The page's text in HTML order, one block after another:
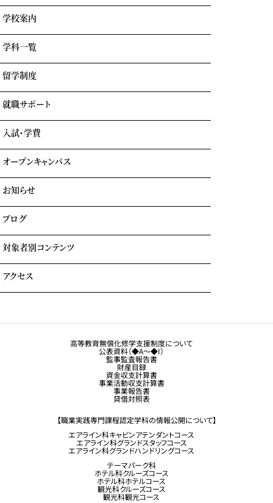
学校案内
学園情報・教育理念
リアルな実習室
業界出身の自慢の講師陣
学科一覧
エアライン科
ホテル科
テーマパーク科
留学制度
GOTEMBA ENGLISH CAMP
就職サポート
就職内定実績一覧
入試・学費
学費について
自立進学サポート
各種奨学金・教育ローン・給付金
よくある質問
オープンキャンパス
イベント参加時のサポート
お知らせ
ブログ
対象者別コンテンツ
大学生・社会人の方へ
観光業界 進学ガイドブック
アクセス
高等教育無償化修学支援制度について
公表資料（◆A～◆I）
監事監査報告書
財産目録
資金収支計算書
事業活動収支計算書
事業報告書
貸借対照表
【職業実践専門課程認定学科の情報公開について】
エアライン科キャビンアテンダントコース
エアライン科グランドスタッフコース
エアライン科グランドハンドリングコース
テーマパーク科
ホテル科クルーズコース
ホテル科ホテルコース
観光科クルーズコース
観光科観光コース